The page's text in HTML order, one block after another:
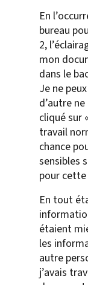
En
bureau
2,
mon
dans le
Je ne
d’autre
cliqué sur
travail
chance
sensibles
pour
En tout
étaient
les
autre
j’avais